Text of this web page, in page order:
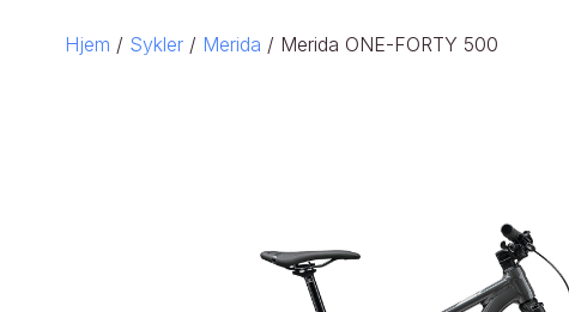
Hjem / Sykler/ Merida / Merida ONE-FORTY 500